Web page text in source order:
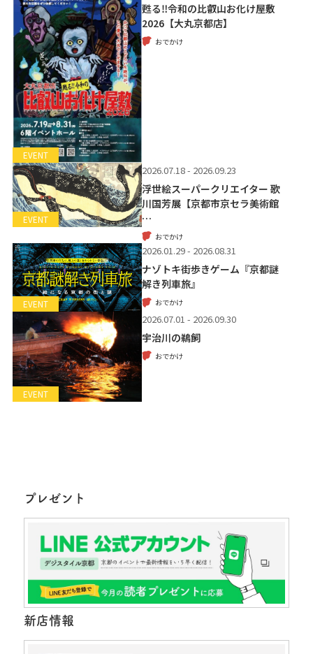
EVENT
甦る‼令和の比叡山お化け屋敷
2026【大丸京都店】
おでかけ
EVENT
2026.07.18 - 2026.09.23
浮世絵スーパークリエイター 歌
川国芳展【京都市京セラ美術館
…
おでかけ
EVENT
2026.01.29 - 2026.08.31
ナゾトキ街歩きゲーム『京都謎
解き列車旅』
おでかけ
EVENT
2026.07.01 - 2026.09.30
宇治川の鵜飼
おでかけ
プレゼント
新店情報